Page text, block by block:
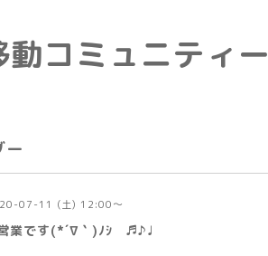
コミュニティー
07-11 (土) 12:00～
業です(*´∇｀)ﾉｼ ♬♪♩